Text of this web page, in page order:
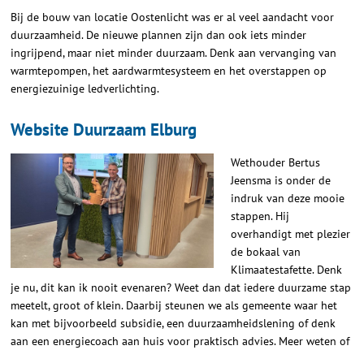
Bij de bouw van locatie Oostenlicht was er al veel aandacht voor
duurzaamheid. De nieuwe plannen zijn dan ook iets minder
ingrijpend, maar niet minder duurzaam. Denk aan vervanging van
warmtepompen, het aardwarmtesysteem en het overstappen op
energiezuinige ledverlichting.
Website Duurzaam Elburg
Wethouder Bertus
Jeensma is onder de
indruk van deze mooie
stappen. Hij
overhandigt met plezier
de bokaal van
Klimaatestafette. Denk
je nu, dit kan ik nooit evenaren? Weet dan dat iedere duurzame stap
meetelt, groot of klein. Daarbij steunen we als gemeente waar het
kan met bijvoorbeeld subsidie, een duurzaamheidslening of denk
aan een energiecoach aan huis voor praktisch advies. Meer weten of